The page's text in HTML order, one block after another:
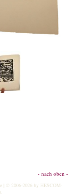
- nach oben -
| © 2006-2026 by HESCOM-